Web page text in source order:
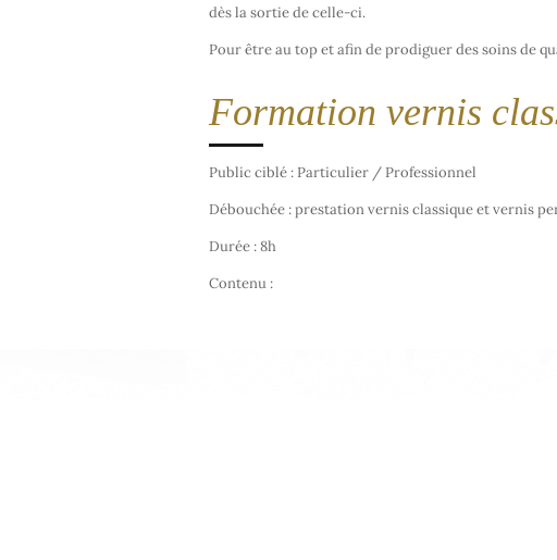
dès la sortie de celle-ci.
Pour être au top et afin de prodiguer des soins de
Formation vernis
Public ciblé : Particulier / Professionnel
Débouchée : prestation vernis classique et vernis
Durée : 8h
Contenu :